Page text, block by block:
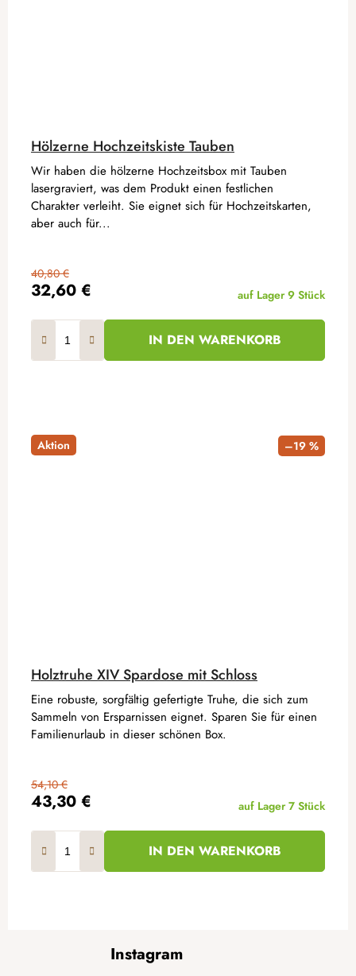
Hölzerne Hochzeitskiste Tauben
32,60 €
40,80 €
auf Lager 9 Stück
IN DEN WARENKORB
Wir haben die hölzerne Hochzeitsbox mit Tauben
lasergraviert, was dem Produkt einen festlichen
Charakter verleiht. Sie eignet sich für Hochzeitskarten,
aber auch für...
Aktion –19 %
Holztruhe XIV Spardose mit Schloss
43,30 €
54,10 €
auf Lager 7 Stück
IN DEN WARENKORB
Eine robuste, sorgfältig gefertigte Truhe, die sich zum
Sammeln von Ersparnissen eignet. Sparen Sie für einen
Familienurlaub in dieser schönen Box.
Instagram